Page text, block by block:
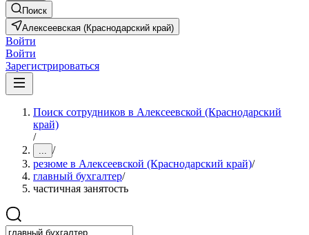
Поиск
Алексеевская (Краснодарский край)
Войти
Войти
Зарегистрироваться
Поиск сотрудников в Алексеевской (Краснодарский
край)
/
... /
резюме в Алексеевской (Краснодарский край)/
главный бухгалтер/
частичная занятость